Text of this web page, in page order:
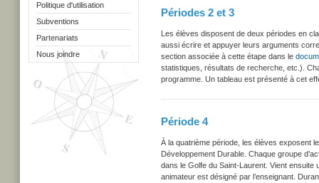
Politique d'utilisation
Subventions
Partenariats
Nous joindre
Périodes 2 et 3
Les élèves disposent de deux périodes en
aussi écrire et appuyer leurs arguments
section associée à cette étape dans le
statistiques, résultats de recherche, etc.).
programme. Un tableau est présenté à cet
Période 4
À la quatrième période, les élèves exposent
Développement Durable. Chaque groupe
dans le Golfe du Saint-Laurent. Vient ensuite
animateur est désigné par l’enseignant.